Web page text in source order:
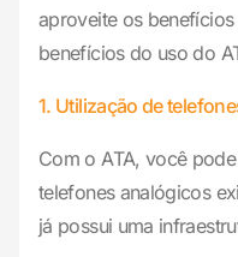
aproveite os
benefícios do uso do
1. Utilização de
Com o ATA, você
telefones analógicos
já possui uma